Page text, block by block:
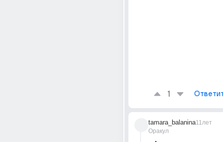
1
tamara_balanina
Оракул
11лет